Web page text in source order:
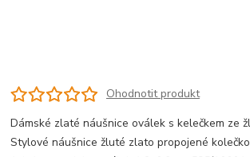
Ohodnotit produkt
Dámské zlaté náušnice oválek s kelečkem ze
Stylové náušnice žluté zlato propojené